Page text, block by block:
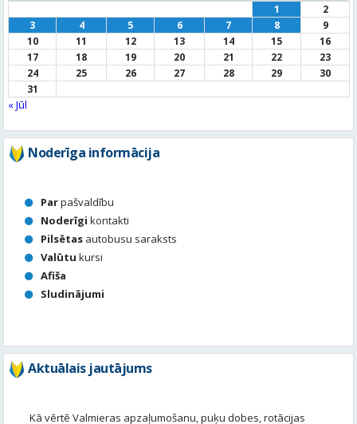
1
2
3
4 5 6 7 8
9
10
11 12 13 14 15
16
17
18 19 20 21 22
23
24
25 26 27 28 29
30
31
« Jūl
Noderīga informācija
Parpašvaldību
Noderīgi kontakti
Pilsētas autobusu saraksts
Valūtu kursi
Afiša
Sludinājumi
Aktuālais jautājums
Kā vērtē Valmieras apzaļumošanu, puķu dobes, rotācijas